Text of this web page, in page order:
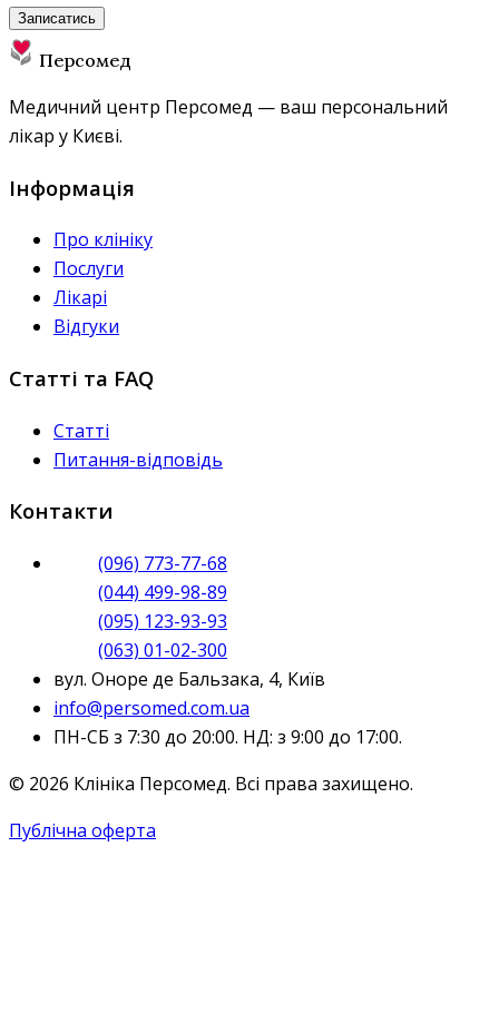
Записатись
Персомед
Медичний центр Персомед — ваш персональний
лікар у Києві.
Інформація
Про клініку
Послуги
Лікарі
Відгуки
Статті та FAQ
Статті
Питання-відповідь
Контакти
(096) 773-77-68
(044) 499-98-89
(095) 123-93-93
(063) 01-02-300
вул. Оноре де Бальзака, 4, Київ
info@persomed.com.ua
ПН-СБ з 7:30 до 20:00. НД: з 9:00 до 17:00.
© 2026 Клініка Персомед. Всі права захищено.
Публічна оферта